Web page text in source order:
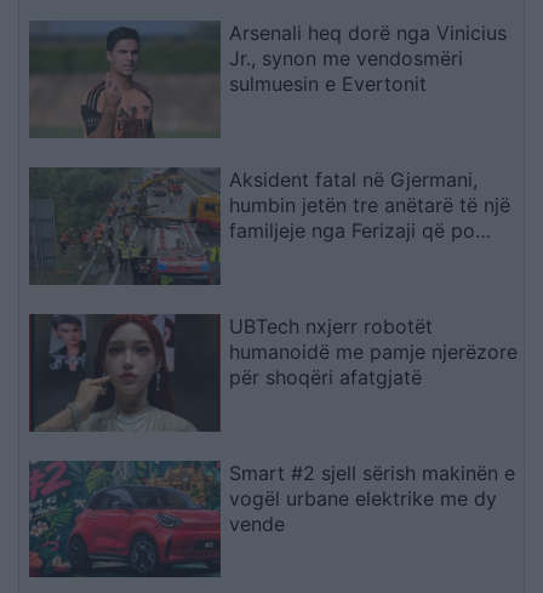
Arsenali heq dorë nga Vinicius
Jr., synon me vendosmëri
sulmuesin e Evertonit
Aksident fatal në Gjermani,
humbin jetën tre anëtarë të një
familjeje nga Ferizaji që po
UBTech nxjerr robotët
humanoidë me pamje njerëzore
për shoqëri afatgjatë
Smart #2 sjell sërish makinën e
vogël urbane elektrike me dy
vende